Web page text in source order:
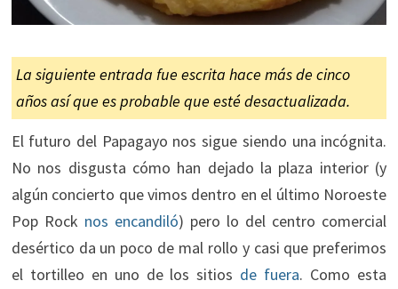
La siguiente entrada fue escrita hace más de cinco
años así que es probable que esté desactualizada.
El futuro del Papagayo nos sigue siendo una incógnita.
No nos disgusta cómo han dejado la plaza interior (y
algún concierto que vimos dentro en el último Noroeste
Pop Rock nos encandiló) pero lo del centro comercial
desértico da un poco de mal rollo y casi que preferimos
el tortilleo en uno de los sitios de fuera. Como esta